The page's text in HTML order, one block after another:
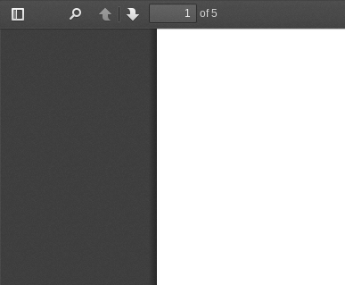
Toggle
PreviousNext
of 5